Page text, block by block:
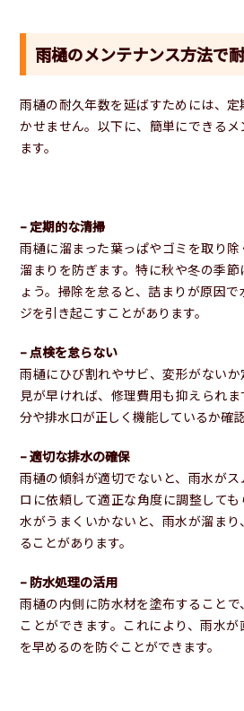
雨樋のメンテナンス方法で
雨樋の耐久年数を延ばすためには、
かせません。以下に、簡単にできる
ます。
– 定期的な清掃
雨樋に溜まった葉っぱやゴミを取り
溜まりを防ぎます。特に秋や冬の季
ょう。掃除を怠ると、詰まりが原因
ジを引き起こすことがあります。
– 点検を怠らない
雨樋にひび割れやサビ、変形がない
見が早ければ、修理費用も抑えられ
分や排水口が正しく機能しているか確
– 適切な排水の確保
雨樋の傾斜が適切でないと、雨水が
ロに依頼して適正な角度に調整して
水がうまくいかないと、雨水が溜ま
ることがあります。
– 防水処理の活用
雨樋の内側に防水材を塗布すること
ことができます。これにより、雨水
を早めるのを防ぐことができます。